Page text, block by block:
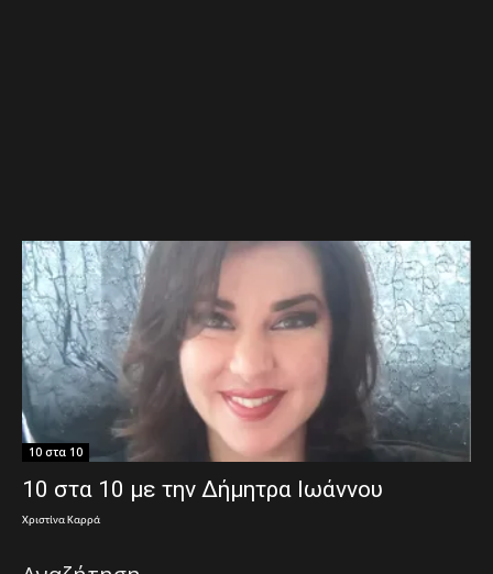
10 στα 10
10 στα 10 με την Δήμητρα Ιωάννου
Χριστίνα Καρρά